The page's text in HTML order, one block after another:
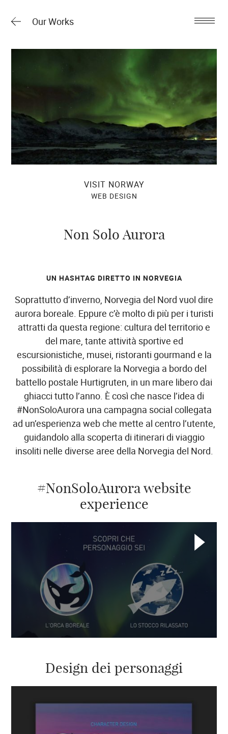
Our Works
VISIT NORWAY
Non Solo Aurora
WEB DESIGN
UN HASHTAG DIRETTO IN NORVEGIA
Soprattutto d’inverno, Norvegia del Nord vuol dire
aurora boreale. Eppure c’è molto di più per i turisti
attratti da questa regione: cultura del territorio e
del mare, tante attività sportive ed
escursionistiche, musei, ristoranti gourmand e la
possibilità di esplorare la Norvegia a bordo del
battello postale Hurtigruten, in un mare libero dai
ghiacci tutto l’anno. È così che nasce l’idea di
#NonSoloAurora una campagna social collegata
ad un’esperienza web che mette al centro l’utente,
guidandolo alla scoperta di itinerari di viaggio
insoliti nelle diverse aree della Norvegia del Nord.
#NonSoloAurora website
experience
Design dei personaggi